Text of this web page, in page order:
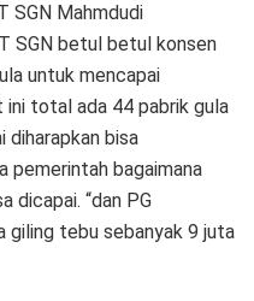
SGN Mahmdudi
SGN betul betul konsen
untuk mencapai
ini total ada 44 pabrik gula
diharapkan bisa
pemerintah bagaimana
dicapai. “dan PG
giling tebu sebanyak 9 juta